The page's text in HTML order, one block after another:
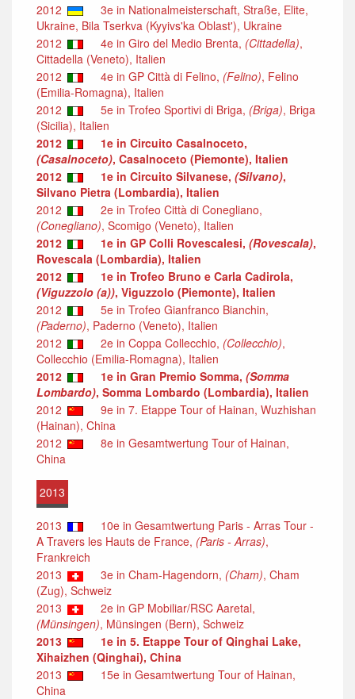
2012
3e in Nationalmeisterschaft, Straße, Elite,
Ukraine, Bila Tserkva (Kyyivs'ka Oblast'), Ukraine
2012
4e in Giro del Medio Brenta, (Cittadella),
Cittadella (Veneto), Italien
2012
4e in GP Città di Felino, (Felino), Felino
(Emilia-Romagna), Italien
2012
5e in Trofeo Sportivi di Briga, (Briga), Briga
(Sicilia), Italien
2012
1e in Circuito Casalnoceto,
(Casalnoceto), Casalnoceto (Piemonte), Italien
2012
1e in Circuito Silvanese, (Silvano),
Silvano Pietra (Lombardia), Italien
2012
2e in Trofeo Città di Conegliano,
(Conegliano), Scomigo (Veneto), Italien
2012
1e in GP Colli Rovescalesi, (Rovescala),
Rovescala (Lombardia), Italien
2012
1e in Trofeo Bruno e Carla Cadirola,
(Viguzzolo (a)), Viguzzolo (Piemonte), Italien
2012
5e in Trofeo Gianfranco Bianchin,
(Paderno), Paderno (Veneto), Italien
2012
2e in Coppa Collecchio, (Collecchio),
Collecchio (Emilia-Romagna), Italien
2012
1e in Gran Premio Somma, (Somma
Lombardo), Somma Lombardo (Lombardia), Italien
2012
9e in 7. Etappe Tour of Hainan, Wuzhishan
(Hainan), China
2012
8e in Gesamtwertung Tour of Hainan,
China
2013
2013
10e in Gesamtwertung Paris - Arras Tour -
A Travers les Hauts de France, (Paris - Arras),
Frankreich
2013
3e in Cham-Hagendorn, (Cham), Cham
(Zug), Schweiz
2013
2e in GP Mobiliar/RSC Aaretal,
(Münsingen), Münsingen (Bern), Schweiz
2013
1e in 5. Etappe Tour of Qinghai Lake,
Xihaizhen (Qinghai), China
2013
15e in Gesamtwertung Tour of Hainan,
China